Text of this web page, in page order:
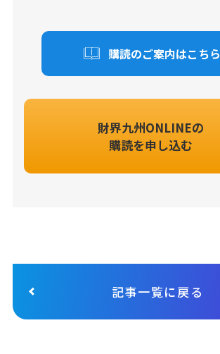
購読のご案内はこちら
財界九州ONLINEの
購読を申し込む
記事一覧に戻る